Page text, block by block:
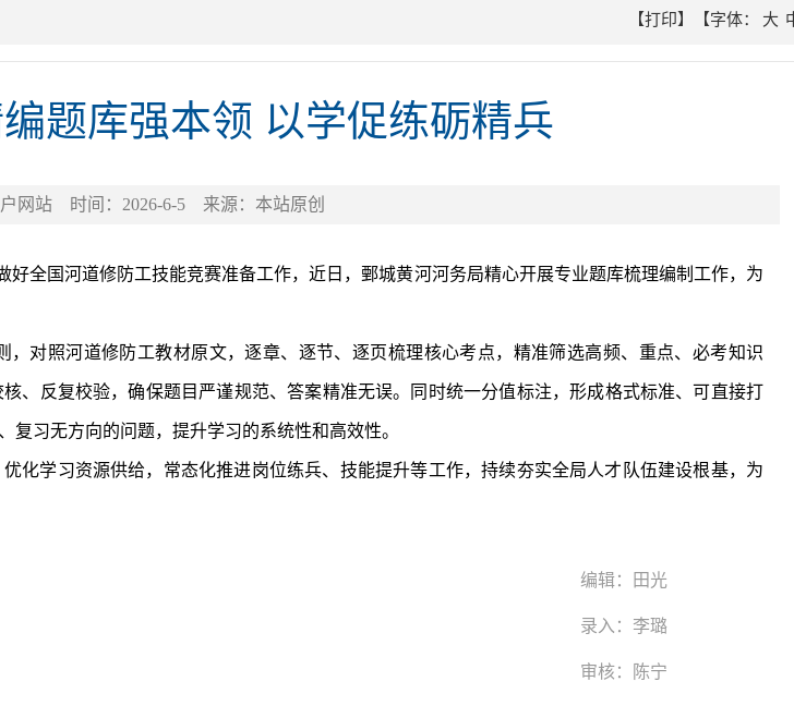
【打印】 【字体： 大
题库强本领 以学促练砺精兵
网站 时间： 2026-6-5 来源： 本站原创
全国河道修防工技能竞赛准备工作，近日，鄄城黄河河务局精心开展专业题库梳理编制工作，为
、反复校验，确保题目严谨规范、答案精准无误。同时统一分值标注，形成格式标准、可直接打
习无方向的问题，提升学习的系统性和高效性。
编辑： 田光
录入： 李璐
审核： 陈宁